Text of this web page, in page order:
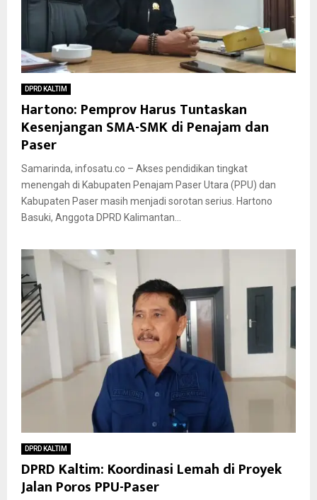
DPRD KALTIM
Hartono: Pemprov Harus Tuntaskan
Kesenjangan SMA-SMK di Penajam dan
Paser
Samarinda, infosatu.co – Akses pendidikan tingkat
menengah di Kabupaten Penajam Paser Utara (PPU) dan
Kabupaten Paser masih menjadi sorotan serius. Hartono
Basuki, Anggota DPRD Kalimantan...
DPRD KALTIM
DPRD Kaltim: Koordinasi Lemah di Proyek
Jalan Poros PPU-Paser